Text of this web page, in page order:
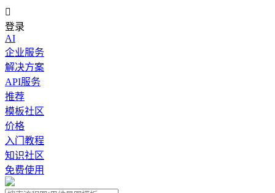

登录
AI
企业服务
解决方案
API服务
推荐
模板社区
价格
入门教程
知识社区
免费使用